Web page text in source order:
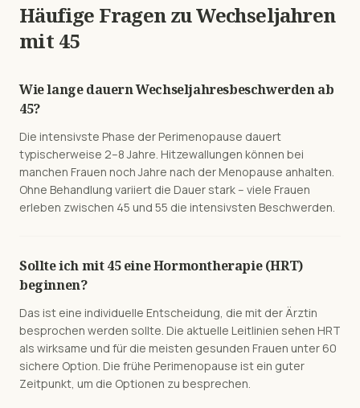
Häufige Fragen zu Wechseljahren
mit 45
Wie lange dauern Wechseljahresbeschwerden ab
45?
Die intensivste Phase der Perimenopause dauert
typischerweise 2–8 Jahre. Hitzewallungen können bei
manchen Frauen noch Jahre nach der Menopause anhalten.
Ohne Behandlung variiert die Dauer stark – viele Frauen
erleben zwischen 45 und 55 die intensivsten Beschwerden.
Sollte ich mit 45 eine Hormontherapie (HRT)
beginnen?
Das ist eine individuelle Entscheidung, die mit der Ärztin
besprochen werden sollte. Die aktuelle Leitlinien sehen HRT
als wirksame und für die meisten gesunden Frauen unter 60
sichere Option. Die frühe Perimenopause ist ein guter
Zeitpunkt, um die Optionen zu besprechen.